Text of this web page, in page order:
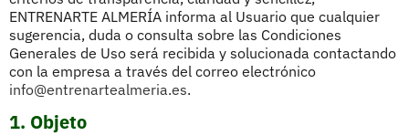
ENTRENARTE ALMERÍA informa al Usuario que cualquier
sugerencia, duda o consulta sobre las Condiciones
Generales de Uso será recibida y solucionada contactando
con la empresa a través del correo electrónico
info@entrenartealmeria.es.
1. Objeto